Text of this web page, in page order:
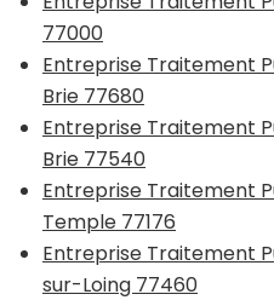
77000
Entreprise Traitement
Brie 77680
Entreprise Traitement
Brie 77540
Entreprise Traitement
Temple 77176
Entreprise Traitement
sur-Loing 77460